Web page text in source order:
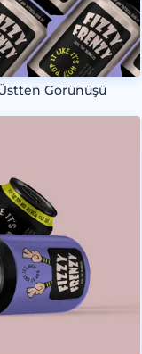
Görünüşü